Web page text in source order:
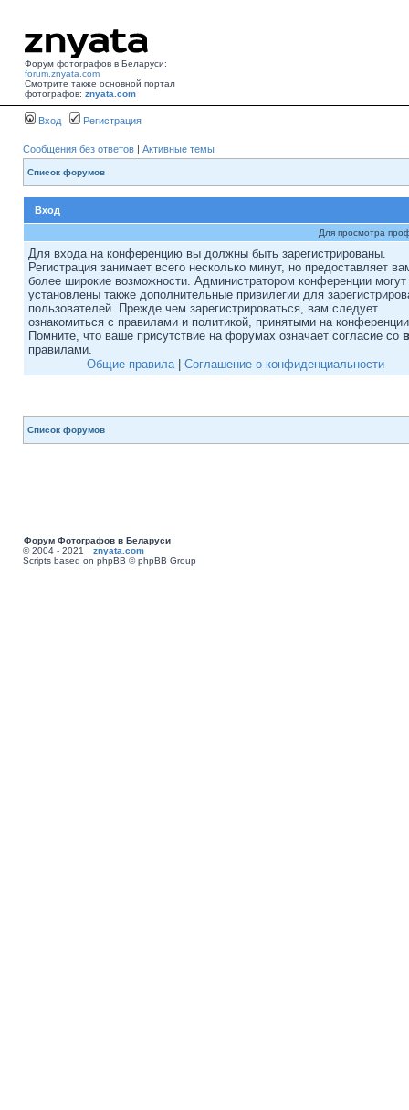
Форум фотографов в Беларуси:
forum.znyata.com
Смотрите также основной портал
фотографов: znyata.com
Вход Регистрация
Сообщения без ответов | Активные темы
Список форумов
Вход
Для просмотра
Для входа на конференцию вы должны быть зарегистрированы.
Регистрация занимает всего несколько минут, но предоставляет
более широкие возможности. Администратором конференции
установлены также дополнительные привилегии для
пользователей. Прежде чем зарегистрироваться, вам следует
ознакомиться с правилами и политикой, принятыми на
Помните, что ваше присутствие на форумах означает согласие со
правилами.
Общие правила| Соглашение о конфиденциальности
Список форумов
Форум Фотографов в Беларуси
© 2004 - 2021 znyata.com
Scripts based on phpBB © phpBB Group